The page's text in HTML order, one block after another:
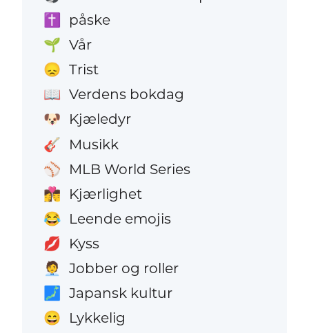
✝️ påske
🌱 Vår
😞 Trist
📖 Verdens bokdag
🐶 Kjæledyr
🎸 Musikk
⚾ MLB World Series
👩‍❤️‍💋‍👨 Kjærlighet
😂 Leende emojis
💋 Kyss
🧑‍💼 Jobber og roller
🗾 Japansk kultur
😄 Lykkelig